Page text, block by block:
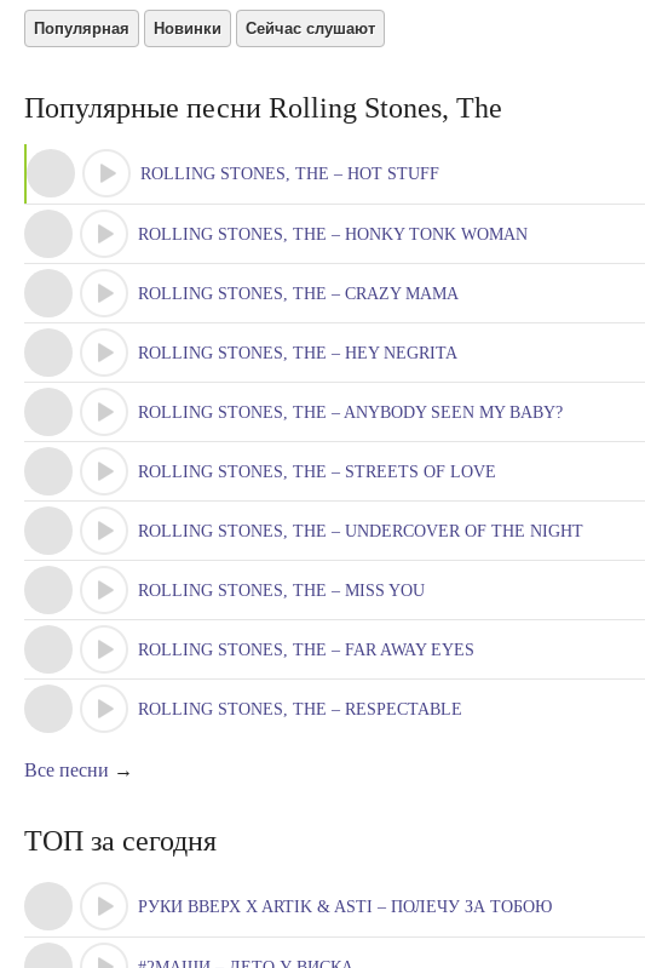
Популярная Новинки Сейчас слушают
Популярные песни Rolling Stones, The
ROLLING STONES, THE – HOT STUFF
ROLLING STONES, THE – HONKY TONK WOMAN
ROLLING STONES, THE – CRAZY MAMA
ROLLING STONES, THE – HEY NEGRITA
ROLLING STONES, THE – ANYBODY SEEN MY BABY?
ROLLING STONES, THE – STREETS OF LOVE
ROLLING STONES, THE – UNDERCOVER OF THE NIGHT
ROLLING STONES, THE – MISS YOU
ROLLING STONES, THE – FAR AWAY EYES
ROLLING STONES, THE – RESPECTABLE
Все песни →
ТОП за сегодня
РУКИ ВВЕРХ X ARTIK & ASTI – ПОЛЕЧУ ЗА ТОБОЮ